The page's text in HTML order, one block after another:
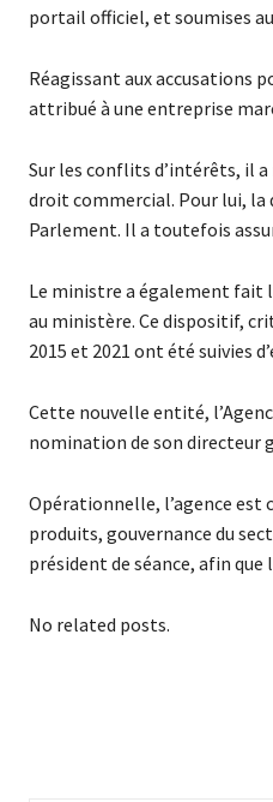
portail officiel, et soumises
Réagissant aux accusations
attribué à une entreprise
Sur les conflits d’intérêts, il a
droit commercial. Pour lui, la
Parlement. Il a toutefois
Le ministre a également fait
au ministère. Ce dispositif,
2015 et 2021 ont été suivies
Cette nouvelle entité,
nomination de son directeur
Opérationnelle, l’agence est
produits, gouvernance du
président de séance, afin
No related posts.